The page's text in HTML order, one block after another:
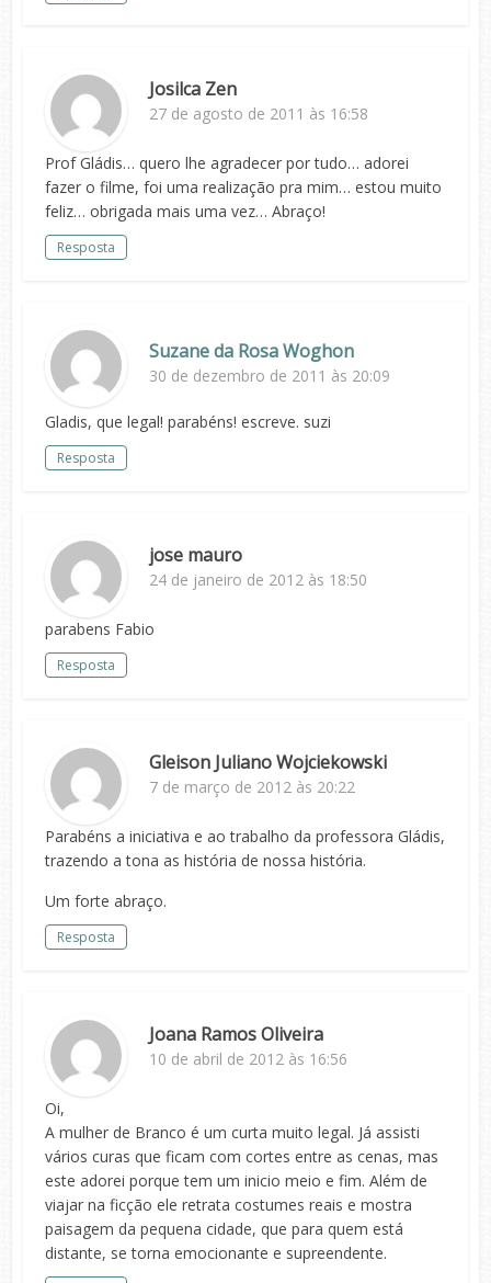
Josilca Zen
27 de agosto de 2011 às 16:58
Prof Gládis… quero lhe agradecer por tudo… adorei
fazer o filme, foi uma realização pra mim… estou muito
feliz… obrigada mais uma vez… Abraço!
Resposta
Suzane da Rosa Woghon
30 de dezembro de 2011 às 20:09
Gladis, que legal! parabéns! escreve. suzi
Resposta
jose mauro
24 de janeiro de 2012 às 18:50
parabens Fabio
Resposta
Gleison Juliano Wojciekowski
7 de março de 2012 às 20:22
Parabéns a iniciativa e ao trabalho da professora Gládis,
trazendo a tona as história de nossa história.
Um forte abraço.
Resposta
Joana Ramos Oliveira
10 de abril de 2012 às 16:56
Oi,
A mulher de Branco é um curta muito legal. Já assisti
vários curas que ficam com cortes entre as cenas, mas
este adorei porque tem um inicio meio e fim. Além de
viajar na ficção ele retrata costumes reais e mostra
paisagem da pequena cidade, que para quem está
distante, se torna emocionante e supreendente.